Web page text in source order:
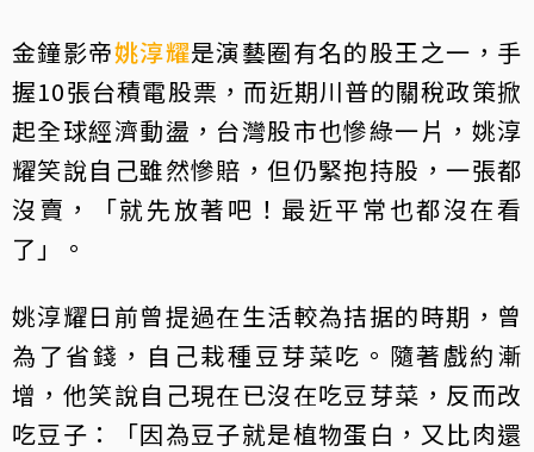
金鐘影帝姚淳耀是演藝圈有名的股王之一，手
握10張台積電股票，而近期川普的關稅政策掀
起全球經濟動盪，台灣股市也慘綠一片，姚淳
耀笑說自己雖然慘賠，但仍緊抱持股，一張都
沒賣，「就先放著吧！最近平常也都沒在看
了」。
姚淳耀日前曾提過在生活較為拮据的時期，曾
為了省錢，自己栽種豆芽菜吃。隨著戲約漸
增，他笑說自己現在已沒在吃豆芽菜，反而改
吃豆子：「因為豆子就是植物蛋白，又比肉還